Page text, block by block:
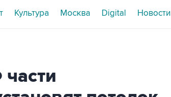
Культура Москва Digital Новости